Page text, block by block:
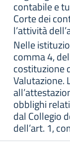
contabile e
Corte dei
l’attività
Nelle
comma 4,
costituzione
Valutazione.
obblighi
dal Collegio
dell’art. 1,